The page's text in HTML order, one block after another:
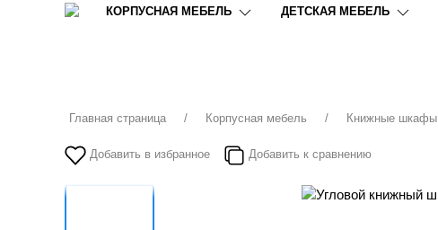
КОРПУСНАЯ МЕБЕЛЬ ДЕТСКАЯ МЕБЕЛЬ
Главная страница Корпусная мебель Книжные шкафы
Добавить в избранное Добавить к сравнению